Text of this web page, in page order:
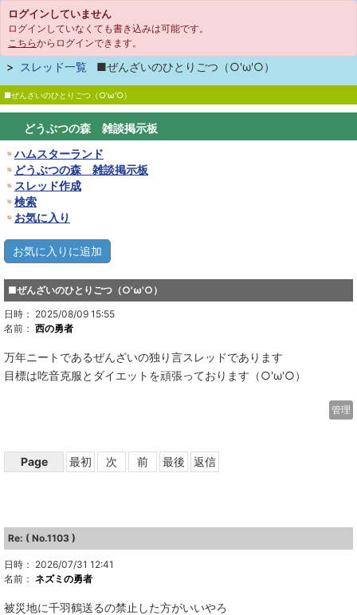
ログインしていません
ログインしていなくても書き込みは可能です。
こちらからログインできます。
スレッド一覧 ■ぜんざいのひとりごつ（○'ω'○）
■ぜんざいのひとりごつ（○'ω'○）
どうぶつの森 雑談掲示板
ハムスターランド
どうぶつの森 雑談掲示板
スレッド作成
検索
お気に入り
■ぜんざいのひとりごつ（○'ω'○）
日時： 2025/08/09 15:55
名前： 西の勇者
万年ニートであるぜんざいの独り言スレッドであります
目標は吃音克服とダイエットを頑張っております（○'ω'○）
管理
Page 最初 次 前 最後 返信
Re: ( No.1103 )
日時： 2026/07/31 12:41
名前： ネズミの勇者
被災地に千羽鶴送るの禁止した方がいいやろ